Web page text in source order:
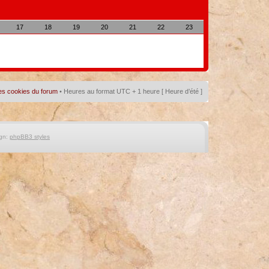
17 18 19 20 21 22 23
cookies du forum • Heures au format UTC + 1 heure [ Heure d’été ]
phpBB3 styles